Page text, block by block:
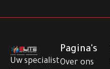
Uw specialist
Pagina's
Over ons